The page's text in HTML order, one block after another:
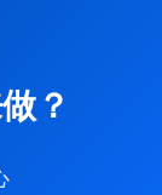
？